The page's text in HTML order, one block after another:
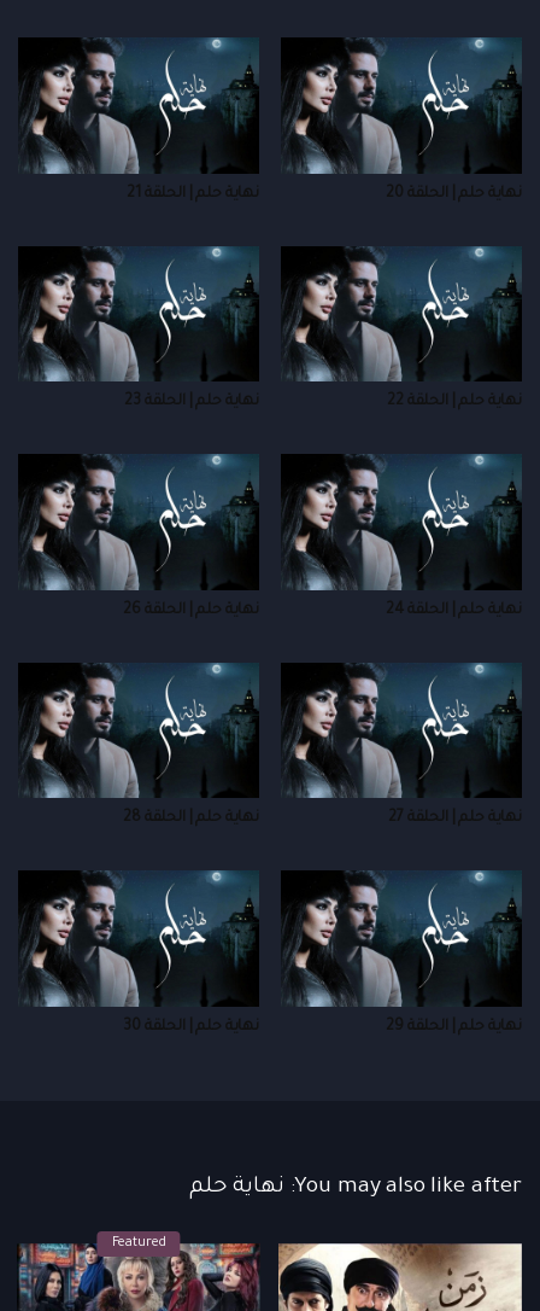
نهاية حلم | الحلقة 20 نهاية حلم | الحلقة 21
نهاية حلم | الحلقة 22 نهاية حلم | الحلقة 23
نهاية حلم | الحلقة 24 نهاية حلم | الحلقة 26
نهاية حلم | الحلقة 27 نهاية حلم | الحلقة 28
نهاية حلم | الحلقة 29 نهاية حلم | الحلقة 30
You may also like after: نهاية حلم
Featured